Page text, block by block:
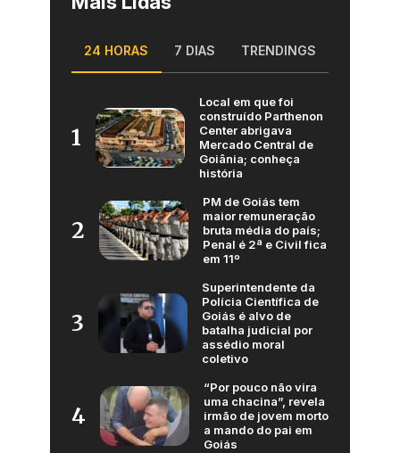
24 HORAS 7 DIAS TRENDINGS
1
Local em que foi
construído Parthenon
Center abrigava
Mercado Central de
Goiânia; conheça
história
2
PM de Goiás tem
maior remuneração
bruta média do país;
Penal é 2ª e Civil fica
em 11º
3
Superintendente da
Polícia Científica de
Goiás é alvo de
batalha judicial por
assédio moral
coletivo
4
“Por pouco não vira
uma chacina”, revela
irmão de jovem morto
a mando do pai em
Goiás